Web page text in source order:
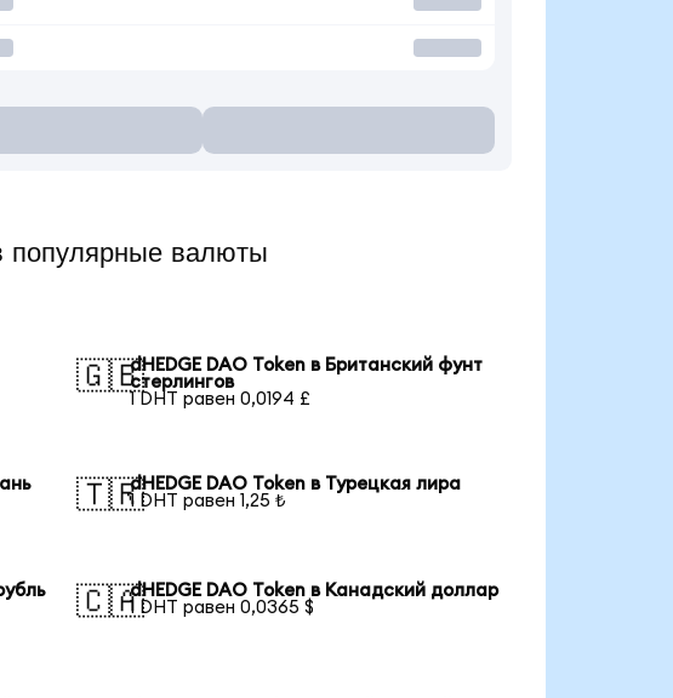
валюты
🇬🇧dHEDGE DAO Token в Британский фунт
стерлингов
1 DHT равен 0,0194 £
🇹🇷dHEDGE DAO Token в Турецкая лира
1 DHT равен 1,25 ₺
🇨🇦dHEDGE DAO Token в Канадский доллар
1 DHT равен 0,0365 $